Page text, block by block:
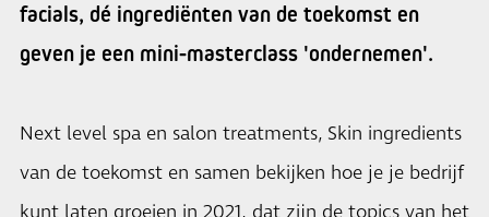
facials, dé ingrediënten van de toekomst en
geven je een mini-masterclass 'ondernemen'.
Next level spa en salon treatments, Skin ingredients
van de toekomst en samen bekijken hoe je je bedrijf